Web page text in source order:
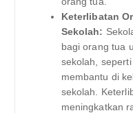
Keterlibatan
Sekolah:
bagi orang tua
sekolah,
membantu di
sekolah.
meningkatkan